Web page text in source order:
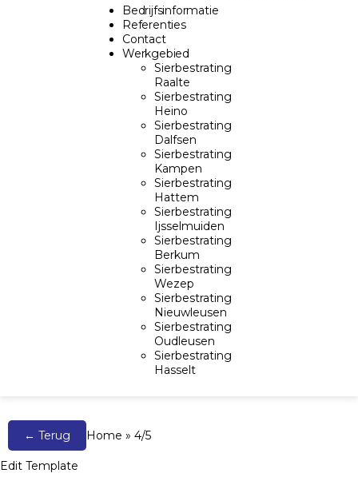
Bedrijfsinformatie
Referenties
Contact
Werkgebied
Sierbestrating
Raalte
Sierbestrating
Heino
Sierbestrating
Dalfsen
Sierbestrating
Kampen
Sierbestrating
Hattem
Sierbestrating
Ijsselmuiden
Sierbestrating
Berkum
Sierbestrating
Wezep
Sierbestrating
Nieuwleusen
Sierbestrating
Oudleusen
Sierbestrating
Hasselt
← Terug Home » 4/5
Edit Template